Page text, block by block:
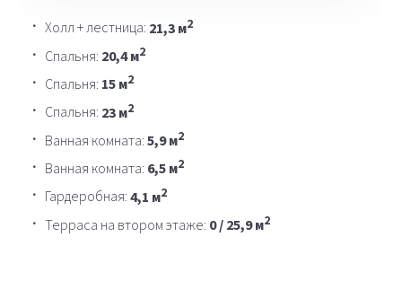
Холл + лестница: 21,3 м2
Спальня: 20,4 м2
Спальня: 15 м2
Спальня: 23 м2
Ванная комната:5,9 м2
Ванная комната: 6,5 м2
Гардеробная:4,1 м2
Терраса на втором этаже: 0 / 25,9 м2